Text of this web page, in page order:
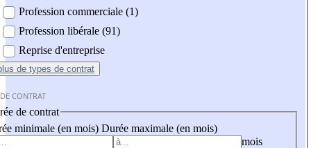
Profession commerciale (1)
Profession libérale (91)
Reprise d'entreprise
de types de contrat
CONTRAT
de contrat
minimale (en mois) Durée maximale (en mois)
mois